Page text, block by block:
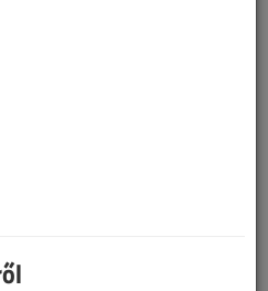
egy cikkhez?
nyomtatott formában
a megvásárolt cikkhez?